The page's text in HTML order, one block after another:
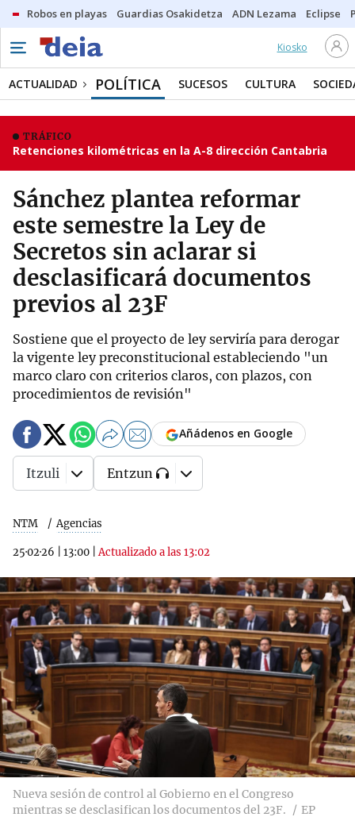
Robos en playas Guardias Osakidetza ADN Lezama Eclipse
Kiosko
ACTUALIDAD POLÍTICA SUCESOS CULTURA
TRÁFICO
Retenciones kilométricas en la A-8 dirección Cantabria
Sánchez plantea reformar
este semestre la Ley de
Secretos sin aclarar si
desclasificará documentos
previos al 23F
Sostiene que el proyecto de ley serviría para derogar
la vigente ley preconstitucional estableciendo "un
marco claro con criterios claros, con plazos, con
procedimientos de revisión"
NTM Agencias
25·02·26 13:00 |Actualizado a las 13:02
Añádenos en Google
Itzuli Entzun
Nueva sesión de control al Gobierno en el Congreso
mientras se desclasifican los documentos del 23F.
EP